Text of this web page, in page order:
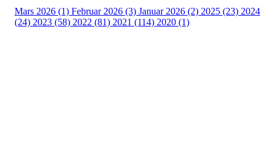
Mars 2026 (1) Februar 2026 (3) Januar 2026 (2) 2025 (23) 2024
(24) 2023 (58) 2022 (81) 2021 (114) 2020 (1)